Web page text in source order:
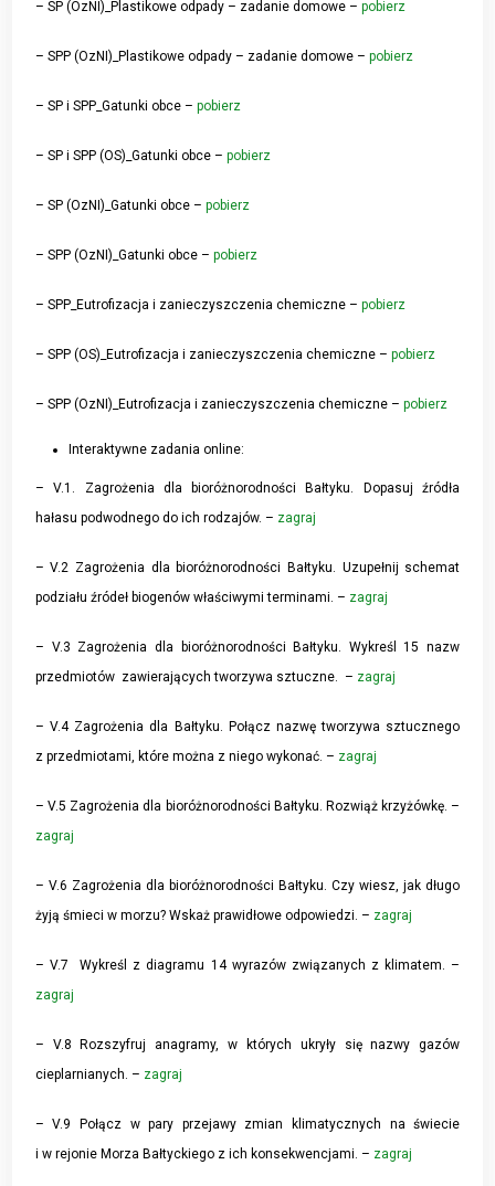
– SP (OzNI)_Plastikowe odpady – zadanie domowe – pobierz
– SPP (OzNI)_Plastikowe odpady – zadanie domowe – pobierz
– SP i SPP_Gatunki obce – pobierz
– SP i SPP (OS)_Gatunki obce – pobierz
– SP (OzNI)_Gatunki obce – pobierz
– SPP (OzNI)_Gatunki obce – pobierz
– SPP_Eutrofizacja i zanieczyszczenia chemiczne – pobierz
– SPP (OS)_Eutrofizacja i zanieczyszczenia chemiczne – pobierz
– SPP (OzNI)_Eutrofizacja i zanieczyszczenia chemiczne – pobierz
Interaktywne zadania online:
– V.1. Zagrożenia dla bioróżnorodności Bałtyku. Dopasuj źródła
hałasu podwodnego do ich rodzajów. – zagraj
– V.2 Zagrożenia dla bioróżnorodności Bałtyku. Uzupełnij schemat
podziału źródeł biogenów właściwymi terminami. – zagraj
– V.3 Zagrożenia dla bioróżnorodności Bałtyku. Wykreśl 15 nazw
przedmiotów zawierających tworzywa sztuczne. – zagraj
– V.4 Zagrożenia dla Bałtyku. Połącz nazwę tworzywa sztucznego
z przedmiotami, które można z niego wykonać. – zagraj
– V.5 Zagrożenia dla bioróżnorodności Bałtyku. Rozwiąż krzyżówkę. –
zagraj
– V.6 Zagrożenia dla bioróżnorodności Bałtyku. Czy wiesz, jak długo
żyją śmieci w morzu? Wskaż prawidłowe odpowiedzi. – zagraj
– V.7 Wykreśl z diagramu 14 wyrazów związanych z klimatem. –
zagraj
– V.8 Rozszyfruj anagramy, w których ukryły się nazwy gazów
cieplarnianych. – zagraj
– V.9 Połącz w pary przejawy zmian klimatycznych na świecie
i w rejonie Morza Bałtyckiego z ich konsekwencjami. – zagraj